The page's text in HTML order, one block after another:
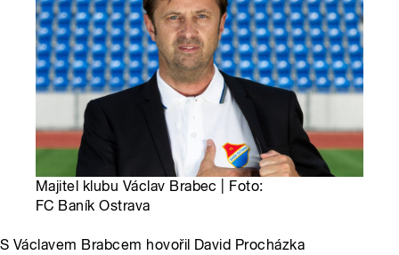
Majitel klubu Václav Brabec | Foto:
FC Baník Ostrava
S Václavem Brabcem hovořil David Procházka